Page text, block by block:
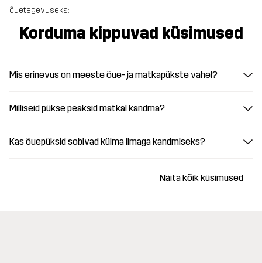
õuetegevuseks:
Korduma kippuvad küsimused
Mis erinevus on meeste õue- ja matkapükste vahel?
Milliseid pükse peaksid matkal kandma?
Kas õuepüksid sobivad külma ilmaga kandmiseks?
Näita kõik küsimused